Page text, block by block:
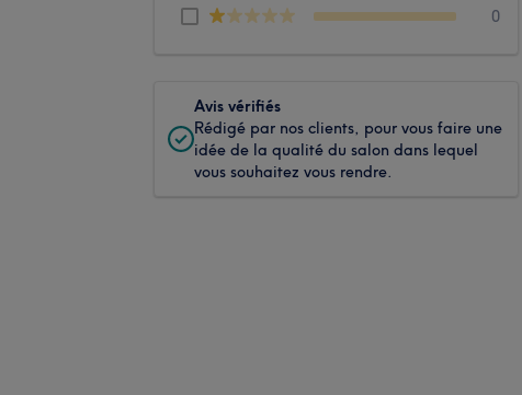
0
Avis vérifiés
Rédigé par nos clients, pour vous faire une
idée de la qualité du salon dans lequel
vous souhaitez vous rendre.